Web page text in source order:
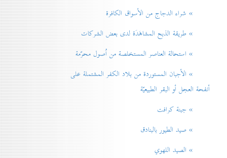
» شراء الدجاج من الأسواق الكافرة
» طريقة الذبح المشاهَدَة لدی بعض الشركات
» استحالة العناصر المستخلصة من اُصول محرّمة
» الأجبان المستوردة من بلاد الكفر المشتملة على
أنفحة العجل أو البقر الطبيعيّة
» جبنة كرافت
» صيد الطيور بالبنادق
» الصيد اللهوي